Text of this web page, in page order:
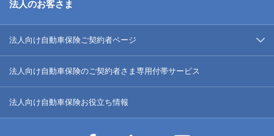
法人のお客さま
法人向け自動車保険ご契約者ページ
法人向け自動車保険のご契約者さま専用付帯サービス
法人向け自動車保険お役立ち情報